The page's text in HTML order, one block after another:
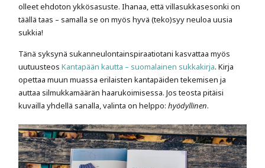
olleet ehdoton ykkösasuste. Ihanaa, että villasukkasesonki on
täällä taas – samalla se on myös hyvä (teko)syy neuloa uusia
sukkia!
Tänä syksynä sukanneulontainspiraatiotani kasvattaa myös
uutuusteosKantapään kautta – suomalainen sukkakirja. Kirja
opettaa muun muassa erilaisten kantapäiden tekemisen ja
auttaa silmukkamäärän haarukoimisessa. Jos teosta pitäisi
kuvailla yhdellä sanalla, valinta on helppo:hyödyllinen.